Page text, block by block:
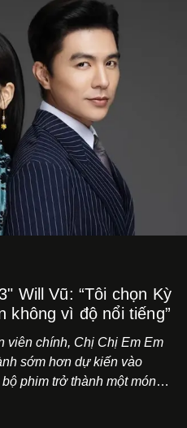
Will Vũ: “Tôi chọn Kỳ
không vì độ nổi tiếng”
viên chính, Chị Chị Em Em
sớm hơn dự kiến vào
phim trở thành một món